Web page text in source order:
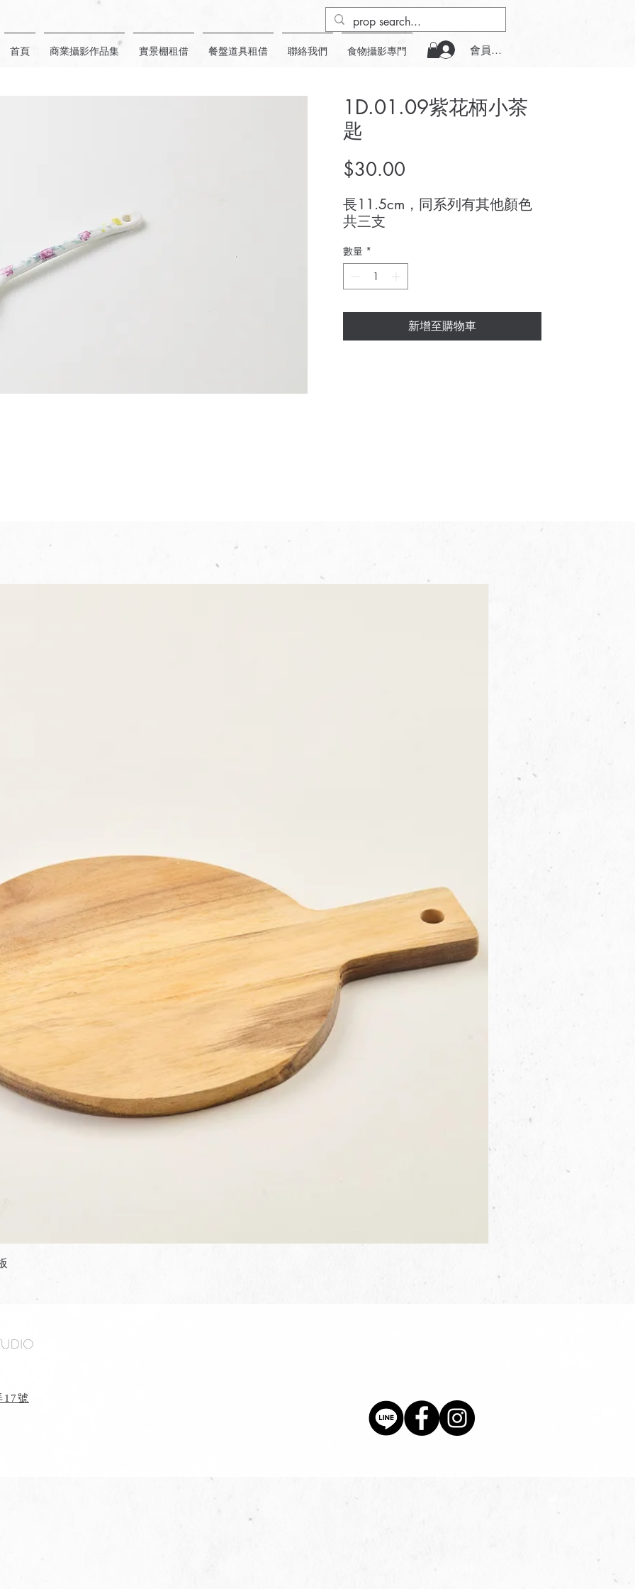
首頁 商業攝影作品集 實景棚租借 餐盤道具租借 聯絡我們 食物攝影專門 會員登入
1D.01.09紫花柄小茶
匙
$30.00
格
長11.5cm，同系列有其他顏色
共三支
數量 *
新增至購物車
價格
$80.00
17號